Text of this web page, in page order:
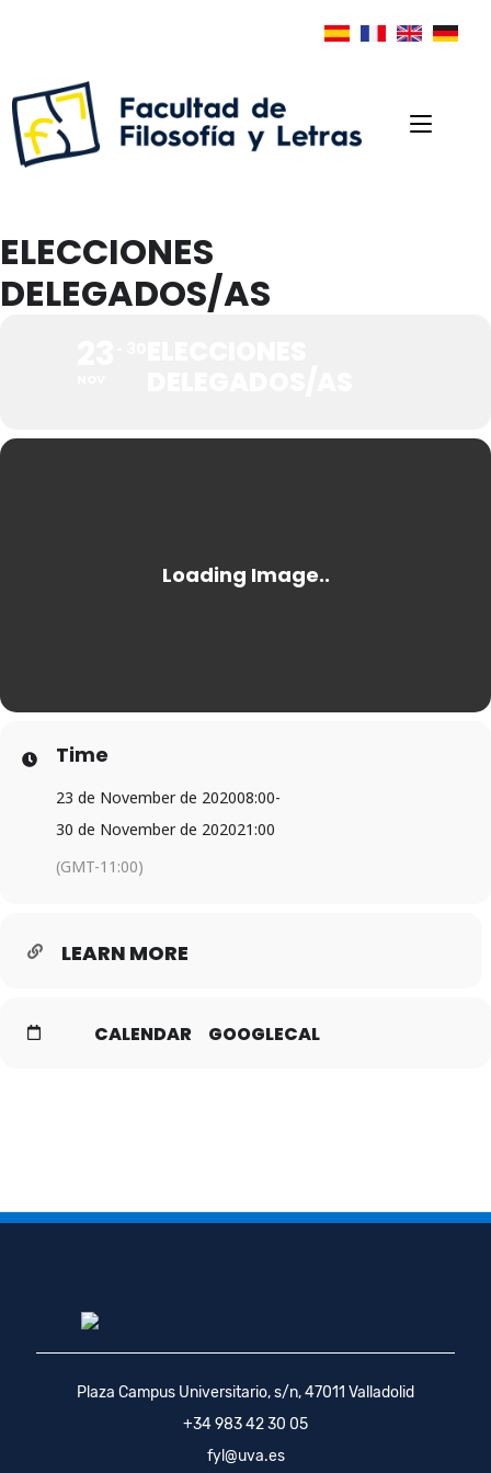
ELECCIONES
DELEGADOS/AS
Time
23 de November de 202008:00-
30 de November de 202021:00
(GMT-11:00)
LEARN MORE
CALENDAR GOOGLECAL
Plaza Campus Universitario, s/n, 47011 Valladolid
+34 983 42 30 05
fyl@uva.es